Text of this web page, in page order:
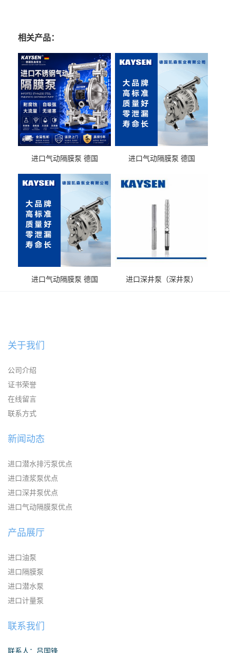
相关产品：
进口气动隔膜泵 德国
送气动泵
进口气动隔膜泵 德国
输送
进口气动隔膜泵 德国
进口深井泵（深井泵）
关于我们
公司介绍
证书荣誉
在线留言
联系方式
新闻动态
进口潜水排污泵优点
进口渣浆泵优点
进口深井泵优点
进口气动隔膜泵优点
产品展厅
进口油泵
进口隔膜泵
进口潜水泵
进口计量泵
联系我们
联系人：吕国锋